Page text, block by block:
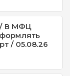
/ В МФЦ
/ 05.08.26